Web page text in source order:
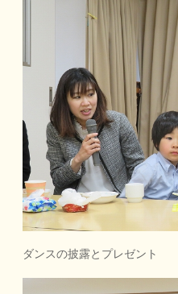
ダンスの披露とプレゼント